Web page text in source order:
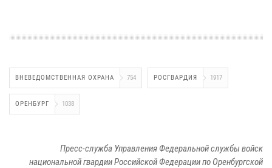
ВНЕВЕДОМСТВЕННАЯ ОХРАНА 754 РОСГВАРДИЯ 1917
ОРЕНБУРГ 1038
Пресс-служба Управления Федеральной службы войск
национальной гвардии Российской Федерации по Оренбургской